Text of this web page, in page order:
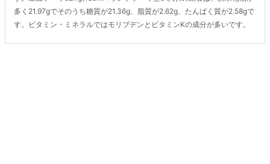
多く21.97gでそのうち糖質が21.36g、脂質が2.62g、たんぱく質が2.58gで
す。ビタミン・ミネラルではモリブデンとビタミンKの成分が多いです。